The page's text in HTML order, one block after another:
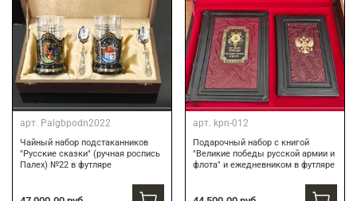
арт. Palgbpodn2022
Чайный набор подстаканников
"Русские сказки" (ручная роспись
Палех) №22 в футляре
арт. kpn-012
Подарочный набор c книгой
"Великие победы русской армии и
флота" и ежедневником в футляре